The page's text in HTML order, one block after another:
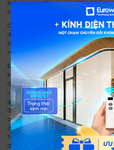
thể nói sự ra đời của sản phẩm kính
trời là một trong những giải pháp lý
Cửa đi gỗ 3 cánh trượt phù hợp với
đại. Với thiết kế đặc biệt 2 cánh
trượt có sử dụng dây cáp tốc độ có hỗ
nhẹ nhàng, thao tác mở đơn giản, điều
Đặc biệt, sản phẩm mới cửa cuốn
trong và ngoài, lá nhôm hợp kim 2
động theo nguyên tắc các nan mành
cùng êm, nhẹ nhàng. Chiều cao của
gọn và tiết kiệm không gian tuyệt đối
độ cách âm 55dB, khớp mành dốc ra
chế độ cảm biến an toàn, khi cửa
dừng lại và chuyển động lên một
Ngoài ra trong trường hợp bị đứt xích,
để đảm bảo an toàn. Sản phẩm là sự